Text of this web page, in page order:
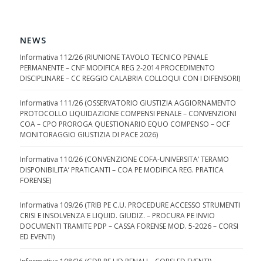
NEWS
Informativa 112/26 (RIUNIONE TAVOLO TECNICO PENALE
PERMANENTE – CNF MODIFICA REG 2-2014 PROCEDIMENTO
DISCIPLINARE – CC REGGIO CALABRIA COLLOQUI CON I DIFENSORI)
Informativa 111/26 (OSSERVATORIO GIUSTIZIA AGGIORNAMENTO
PROTOCOLLO LIQUIDAZIONE COMPENSI PENALE – CONVENZIONI
COA – CPO PROROGA QUESTIONARIO EQUO COMPENSO – OCF
MONITORAGGIO GIUSTIZIA DI PACE 2026)
Informativa 110/26 (CONVENZIONE COFA-UNIVERSITA’ TERAMO
DISPONIBILITA’ PRATICANTI – COA PE MODIFICA REG. PRATICA
FORENSE)
Informativa 109/26 (TRIB PE C.U. PROCEDURE ACCESSO STRUMENTI
CRISI E INSOLVENZA E LIQUID. GIUDIZ. – PROCURA PE INVIO
DOCUMENTI TRAMITE PDP – CASSA FORENSE MOD. 5-2026 – CORSI
ED EVENTI)